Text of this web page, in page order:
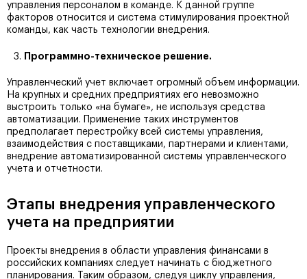
управления персоналом в команде. К данной группе
факторов относится и система стимулирования проектной
команды, как часть технологии внедрения.
Программно-техническое решение.
Управленческий учет включает огромный объем информации.
На крупных и средних предприятиях его невозможно
выстроить только «на бумаге», не используя средства
автоматизации. Применение таких инструментов
предполагает перестройку всей системы управления,
взаимодействия с поставщиками, партнерами и клиентами,
внедрение автоматизированной системы управленческого
учета и отчетности.
Этапы внедрения управленческого
учета на предприятии
Проекты внедрения в области управления финансами в
российских компаниях следует начинать с бюджетного
планирования. Таким образом, следуя циклу управления,